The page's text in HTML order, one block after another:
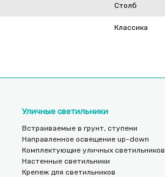
Столб
Классика
Уличные светильники
Встраиваемые в грунт, ступени
Направленное освещение up-down
Комплектующие уличных светильников
Настенные светильники
Крепеж для светильников